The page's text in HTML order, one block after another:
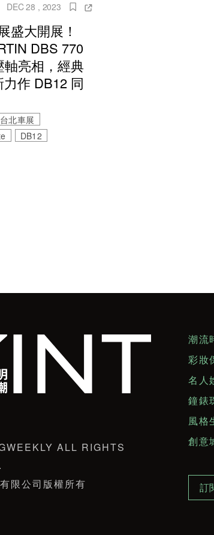
DEC 28 , 2023
盛大開展！
DBS 770
軸亮相，經典
作 DB12 同
台北車展
DB12
ALL RIGHTS
限公司版權所有
潮流
彩妝
名人
鐘錶
風格
創意
訂